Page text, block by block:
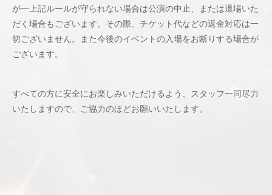
が一上記ルールが守られない場合は公演の中止、または退場いた
だく場合もございます。その際、チケット代などの返金対応は一
切ございません。また今後のイベントの入場をお断りする場合が
ございます。
すべての方に安全にお楽しみいただけるよう、スタッフ一同尽力
いたしますので、ご協力のほどお願いいたします。